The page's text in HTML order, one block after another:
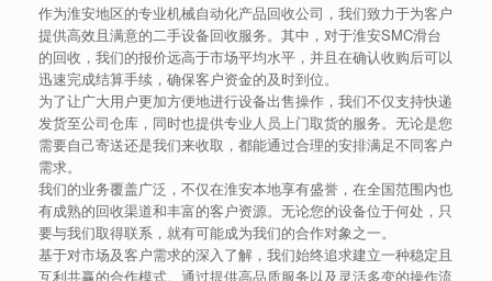
作为淮安地区的专业机械自动化产品回收公司，我们致力于为客户
提供高效且满意的二手设备回收服务。其中，对于淮安SMC滑台
的回收，我们的报价远高于市场平均水平，并且在确认收购后可以
迅速完成结算手续，确保客户资金的及时到位。
为了让广大用户更加方便地进行设备出售操作，我们不仅支持快递
发货至公司仓库，同时也提供专业人员上门取货的服务。无论是您
需要自己寄送还是我们来收取，都能通过合理的安排满足不同客户
需求。
我们的业务覆盖广泛，不仅在淮安本地享有盛誉，在全国范围内也
有成熟的回收渠道和丰富的客户资源。无论您的设备位于何处，只
要与我们取得联系，就有可能成为我们的合作对象之一。
基于对市场及客户需求的深入了解，我们始终追求建立一种稳定且
互利共赢的合作模式。通过提供高品质服务以及灵活多变的操作流